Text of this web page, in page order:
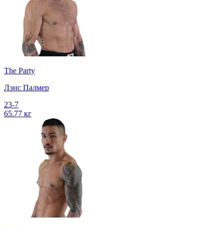
The Party
Лэнс Палмер
23-7
65.77 кг